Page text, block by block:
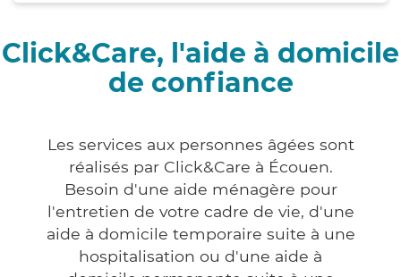
Click&Care, l'aide à domicile
de confiance
Les services aux personnes âgées sont
réalisés par Click&Care à Écouen.
Besoin d'une aide ménagère pour
l'entretien de votre cadre de vie, d'une
aide à domicile temporaire suite à une
hospitalisation ou d'une aide à